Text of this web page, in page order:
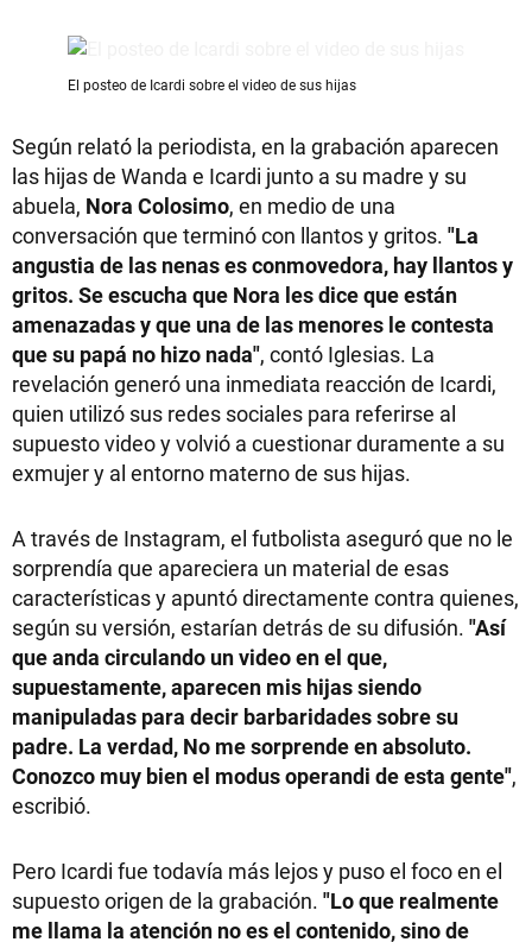
El posteo de Icardi sobre el video de sus hijas
Según relató la periodista, en la grabación aparecen
las hijas de Wanda e Icardi junto a su madre y su
abuela, Nora Colosimo, en medio de una
conversación que terminó con llantos y gritos. "La
angustia de las nenas es conmovedora, hay llantos y
gritos. Se escucha que Nora les dice que están
amenazadas y que una de las menores le contesta
que su papá no hizo nada", contó Iglesias. La
revelación generó una inmediata reacción de Icardi,
quien utilizó sus redes sociales para referirse al
supuesto video y volvió a cuestionar duramente a su
exmujer y al entorno materno de sus hijas.
A través de Instagram, el futbolista aseguró que no le
sorprendía que apareciera un material de esas
características y apuntó directamente contra quienes,
según su versión, estarían detrás de su difusión. "Así
que anda circulando un video en el que,
supuestamente, aparecen mis hijas siendo
manipuladas para decir barbaridades sobre su
padre. La verdad, No me sorprende en absoluto.
Conozco muy bien el modus operandi de esta gente",
escribió.
Pero Icardi fue todavía más lejos y puso el foco en el
supuesto origen de la grabación. "Lo que realmente
me llama la atención no es el contenido, sino de